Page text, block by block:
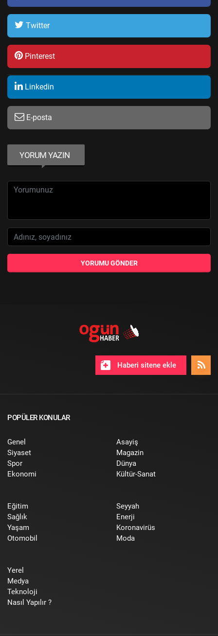
Twitter
Pinterest
Linkedin
E-posta
YORUM YAZIN
YORUMU GÖNDER
Haberi sitene ekle
POPÜLER KONULAR
Genel
Siyaset
Spor
Ekonomi
Asayiş
Magazin
Dünya
Kültür-Sanat
Eğitim
Sağlık
Yaşam
Otomobil
Seyyah
Enerji
Koronavirüs
Moda
Yerel
Medya
Teknoloji
Nasıl Yapılır ?